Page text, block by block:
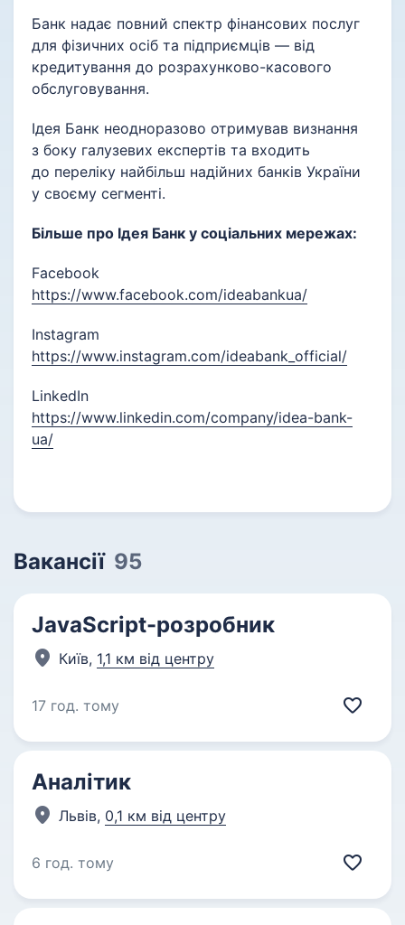
Банк надає повний спектр фінансових послуг
для фізичних осіб та підприємців — від
кредитування до розрахунково-касового
обслуговування.
Ідея Банк неодноразово отримував визнання
з боку галузевих експертів та входить
до переліку найбільш надійних банків України
у своєму сегменті.
Більше про Ідея Банк у соціальних мережах:
Facebook
https://www.facebook.com/ideabankua/
Instagram
https://www.instagram.com/ideabank_official/
LinkedIn
https://www.linkedin.com/company/idea-bank-
ua/
Вакансії 95
JavaScript-розробник
Київ, 1,1 км від центру
17 год. тому
Аналітик
Львів, 0,1 км від центру
6 год. тому